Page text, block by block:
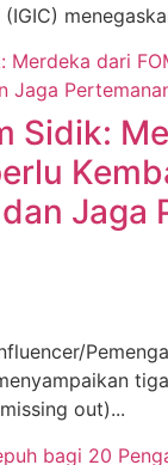
Sidik:
Jaga
out)...